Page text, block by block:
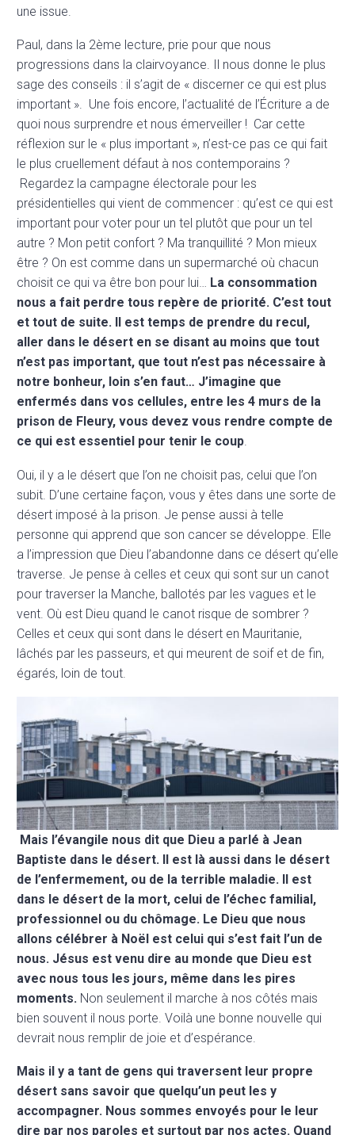
une issue.
Paul, dans la 2ème lecture, prie pour que nous
progressions dans la clairvoyance. Il nous donne le plus
sage des conseils : il s’agit de « discerner ce qui est plus
important ». Une fois encore, l’actualité de l’Écriture a de
quoi nous surprendre et nous émerveiller ! Car cette
réflexion sur le « plus important », n’est-ce pas ce qui fait
le plus cruellement défaut à nos contemporains ?
Regardez la campagne électorale pour les
présidentielles qui vient de commencer : qu’est ce qui est
important pour voter pour un tel plutôt que pour un tel
autre ? Mon petit confort ? Ma tranquillité ? Mon mieux
être ? On est comme dans un supermarché où chacun
choisit ce qui va être bon pour lui… La consommation
nous a fait perdre tous repère de priorité. C’est tout
et tout de suite. Il est temps de prendre du recul,
aller dans le désert en se disant au moins que tout
n’est pas important, que tout n’est pas nécessaire à
notre bonheur, loin s’en faut… J’imagine que
enfermés dans vos cellules, entre les 4 murs de la
prison de Fleury, vous devez vous rendre compte de
ce qui est essentiel pour tenir le coup.
Oui, il y a le désert que l’on ne choisit pas, celui que l’on
subit. D’une certaine façon, vous y êtes dans une sorte de
désert imposé à la prison. Je pense aussi à telle
personne qui apprend que son cancer se développe. Elle
a l’impression que Dieu l’abandonne dans ce désert qu’elle
traverse. Je pense à celles et ceux qui sont sur un canot
pour traverser la Manche, ballotés par les vagues et le
vent. Où est Dieu quand le canot risque de sombrer ?
Celles et ceux qui sont dans le désert en Mauritanie,
lâchés par les passeurs, et qui meurent de soif et de fin,
égarés, loin de tout.
Mais l’évangile nous dit que Dieu a parlé à Jean
Baptiste dans le désert. Il est là aussi dans le désert
de l’enfermement, ou de la terrible maladie. Il est
dans le désert de la mort, celui de l’échec familial,
professionnel ou du chômage. Le Dieu que nous
allons célébrer à Noël est celui qui s’est fait l’un de
nous. Jésus est venu dire au monde que Dieu est
avec nous tous les jours, même dans les pires
moments. Non seulement il marche à nos côtés mais
bien souvent il nous porte. Voilà une bonne nouvelle qui
devrait nous remplir de joie et d’espérance.
Mais il y a tant de gens qui traversent leur propre
désert sans savoir que quelqu’un peut les y
accompagner. Nous sommes envoyés pour le leur
dire par nos paroles et surtout par nos actes. Quand